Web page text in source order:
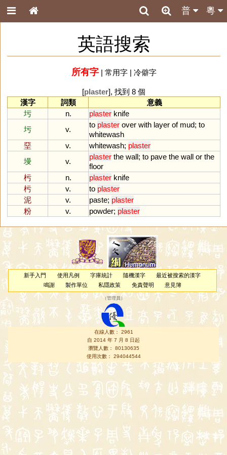
粵
普
英語搜索
所有字| 常用字| 冷僻字
[plaster], 找到 8 個
漢字
詞類
意義
圬
n. plaster knife
圬
v.
to plaster over with layer of mud; to
whitewash
堊
v. whitewash; plaster
墁
v.
plaster the wall; to pave the wall or the
floor
杇
n. plaster knife
杇
v. to plaster
泥
v. paste; plaster
粉
v. powder; plaster
新手入門 使用凡例 字庫統計 隨機漢字
最近被搜索的漢字
鳴謝
製作單位 私隱政策 免責聲明 意見簿
（管理員 ）
在線人數： 2961
自 2014 年 7 月 8 日起
瀏覽人數： 80130635
使用次數： 294044544